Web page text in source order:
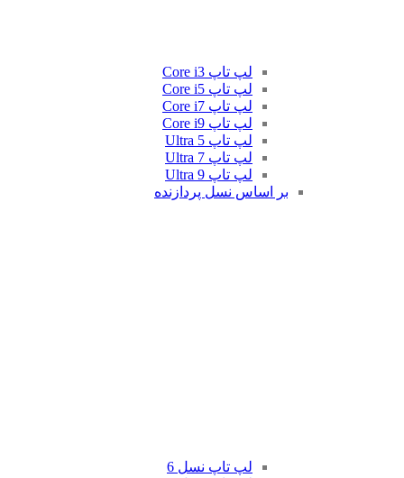
لپ تاپ Core i3
لپ تاپ Core i5
لپ تاپ Core i7
لپ تاپ Core i9
لپ تاپ Ultra 5
لپ تاپ Ultra 7
لپ تاپ Ultra 9
بر اساس نسل پردازنده
لپ تاپ نسل 6